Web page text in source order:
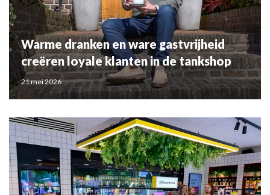
Warme dranken en ware gastvrijheid
creëren loyale klanten in de tankshop
21 mei 2026